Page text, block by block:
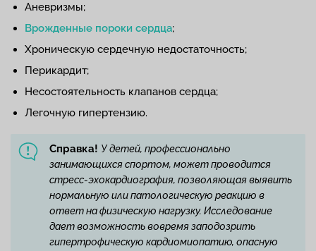
Аневризмы;
Врожденные пороки сердца;
Хроническую сердечную недостаточность;
Перикардит;
Несостоятельность клапанов сердца;
Легочную гипертензию.
Справка! У детей, профессионально
занимающихся спортом, может проводится
стресс-эхокардиография, позволяющая выявить
нормальную или патологическую реакцию в
ответ на физическую нагрузку. Исследование
дает возможность вовремя заподозрить
гипертрофическую кардиомиопатию, опасную